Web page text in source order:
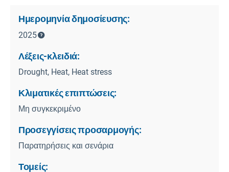
Ημερομηνία δημοσίευσης:
2025
Λέξεις-κλειδιά:
Drought, Heat, Heat stress
Κλιματικές επιπτώσεις:
Μη συγκεκριμένο
Προσεγγίσεις προσαρμογής:
Παρατηρήσεις και σενάρια
Τομείς: